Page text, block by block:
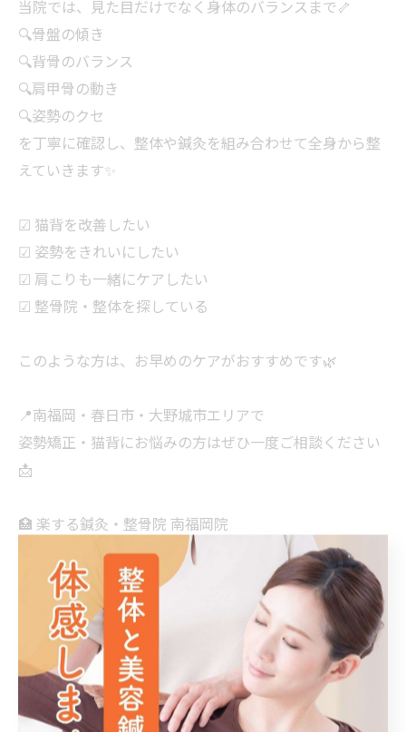
当院では、見た目だけでなく身体のバランスまで🦴
🔍骨盤の傾き
🔍背骨のバランス
🔍肩甲骨の動き
🔍姿勢のクセ
を丁寧に確認し、整体や鍼灸を組み合わせて全身から整
えていきます✨
☑ 猫背を改善したい
☑ 姿勢をきれいにしたい
☑ 肩こりも一緒にケアしたい
☑ 整骨院・整体を探している
このような方は、お早めのケアがおすすめです🌿
📍南福岡・春日市・大野城市エリアで
姿勢矯正・猫背にお悩みの方はぜひ一度ご相談ください
📩
🏥 楽する鍼灸・整骨院 南福岡院
・9:00〜21:00
・金曜定休（土日祝も営業）
・桜並木駅 徒歩5分
・南福岡駅 徒歩10分
📲LINE／DM／電話／ホットペッパー／HPから予約可能